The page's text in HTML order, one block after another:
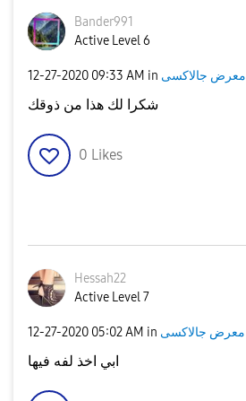
Bander991
Active Level 6
‎12-27-2020 09:33 AM in معرض جالاكسى
شكرا لك هذا من ذوقك
0 Likes
Hessah22
Active Level 7
‎12-27-2020 05:02 AM in معرض جالاكسى
ابي اخذ لفه فيها